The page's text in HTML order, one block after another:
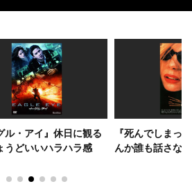
ス
クリス・コロンバス
クリス・ディケンズ
クリス・バウアー
クリス・ヘンチー
クリス・ベーコン
クリス・マーシャル
ン
クリス・ロック
ル・アイ』休日に観る
うどいいハラハラ感
『死んでしまっ
んか誰も話さな